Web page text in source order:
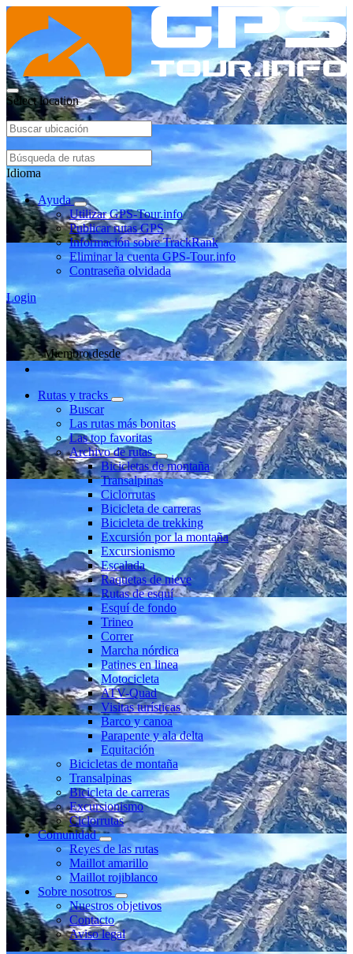
Select location
Idioma
Ayuda
Utilizar GPS-Tour.info
Publicar rutas GPS
Información sobre TrackRank
Eliminar la cuenta GPS-Tour.info
Contraseña olvidada
Login
Miembro desde
Rutas y tracks
Buscar
Las rutas más bonitas
Las top favoritas
Archivo de rutas
Bicicletas de montaña
Transalpinas
Ciclorrutas
Bicicleta de carreras
Bicicleta de trekking
Excursión por la montaña
Excursionismo
Escalada
Raquetas de nieve
Rutas de esquí
Esquí de fondo
Trineo
Correr
Marcha nórdica
Patines en linea
Motocicleta
ATV-Quad
Visitas turísticas
Barco y canoa
Parapente y ala delta
Equitación
Bicicletas de montaña
Transalpinas
Bicicleta de carreras
Excursionismo
Ciclorrutas
Comunidad
Reyes de las rutas
Maillot amarillo
Maillot rojiblanco
Sobre nosotros
Nuestros objetivos
Contacto
Aviso legal